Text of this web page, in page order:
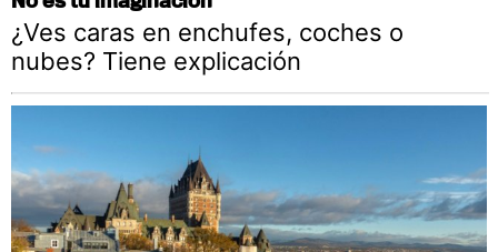
¿Ves caras en enchufes, coches o
nubes? Tiene explicación